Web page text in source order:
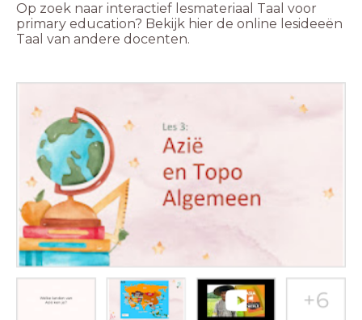
Op zoek naar interactief lesmateriaal Taal voor
primary education? Bekijk hier de online lesideeën
Taal van andere docenten.